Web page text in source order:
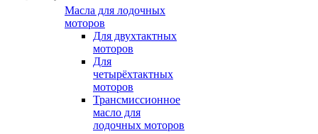
Масла для лодочных
моторов
Для двухтактных
моторов
Для
четырёхтактных
моторов
Трансмиссионное
масло для
лодочных моторов